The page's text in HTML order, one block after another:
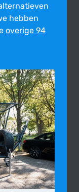
hebben
overige 94